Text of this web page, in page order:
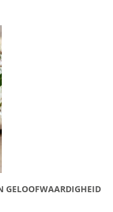
GELOOFWAARDIGHEID